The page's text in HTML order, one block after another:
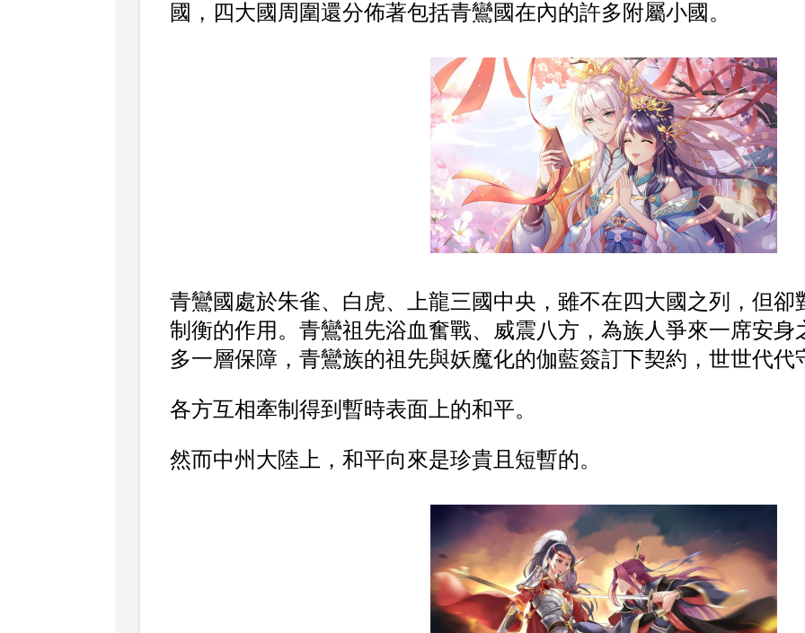
國，四大國周圍還分佈著包括青鸞國在內的許多附屬小國。
青鸞國處於朱雀、白虎、上龍三國中央，雖不在四大國之列，但卻
制衡的作用。青鸞祖先浴血奮戰、威震八方，為族人爭來一席安身
多一層保障，青鸞族的祖先與妖魔化的伽藍簽訂下契約，世世代代
各方互相牽制得到暫時表面上的和平。
然而中州大陸上，和平向來是珍貴且短暫的。